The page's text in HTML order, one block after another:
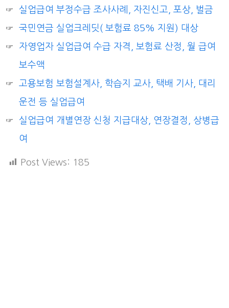
실업급여 부정수급 조사사례, 자진신고, 포상, 벌금
국민연금 실업크레딧( 보험료 85% 지원) 대상
자영업자 실업급여 수급 자격, 보험료 산정, 월 급여
보수액
고용보험 보험설계사, 학습지 교사, 택배 기사, 대리
운전 등 실업급여
실업급여 개별연장 신청 지급대상, 연장결정, 상병급
여
Post Views: 185